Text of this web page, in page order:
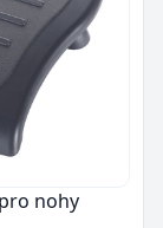
nohy